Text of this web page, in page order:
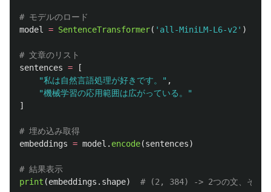
model
= SentenceTransformer( ' all-MiniLM-L6-v2 ' )
sentences =
[
"私は自然言語処理が好きです。 " ,
"機械学習の応用範囲は広がっている。
"
]
embeddings = model . encode(sentences)
print (embeddings . shape)